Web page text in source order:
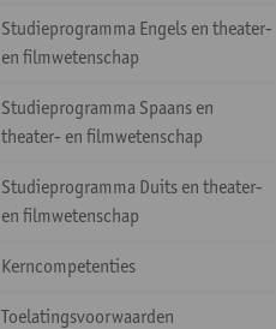
Studieprogramma Engels en theater-
en filmwetenschap
Studieprogramma Spaans en
theater- en filmwetenschap
Studieprogramma Duits en theater-
en filmwetenschap
Kerncompetenties
Toelatingsvoorwaarden